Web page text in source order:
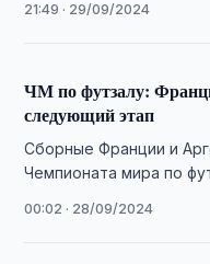
21:49 · 29/09/2024
ЧМ по футзалу:
следующий этап
Сборные Франции и
Чемпионата мира по
00:02 · 28/09/2024